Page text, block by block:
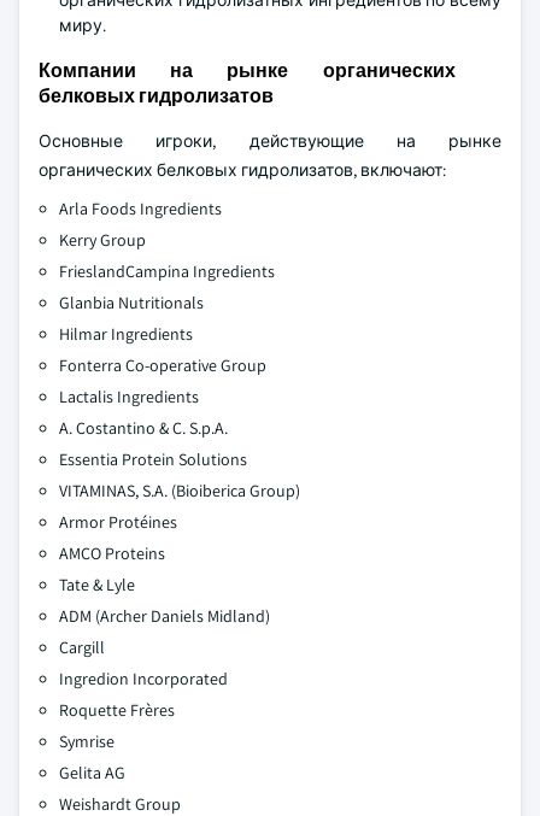
миру.
Компании на рынке органических
белковых гидролизатов
Основные игроки, действующие на рынке
органических белковых гидролизатов, включают:
Arla Foods Ingredients
Kerry Group
FrieslandCampina Ingredients
Glanbia Nutritionals
Hilmar Ingredients
Fonterra Co-operative Group
Lactalis Ingredients
A. Costantino & C. S.p.A.
Essentia Protein Solutions
VITAMINAS, S.A. (Bioiberica Group)
Armor Protéines
AMCO Proteins
Tate & Lyle
ADM (Archer Daniels Midland)
Cargill
Ingredion Incorporated
Roquette Frères
Symrise
Gelita AG
Weishardt Group